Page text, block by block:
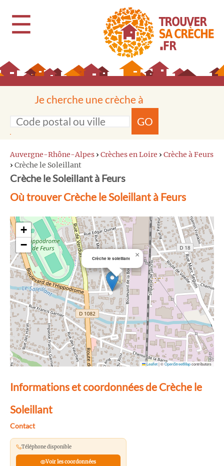
☰
Je cherche une crèche à
GO
Auvergne-Rhône-Alpes › Crèches en Loire › Crèche à Feurs
› Crèche le Soleillant
Crèche le Soleillant à Feurs
Où trouver Crèche le Soleillant à Feurs
Crèche le soleillant ×
+
−
Leaflet|©OpenStreetMapcontributors
Informations et coordonnées de Crèche le
Soleillant
Contact
Téléphone disponible
Voir les coordonnées